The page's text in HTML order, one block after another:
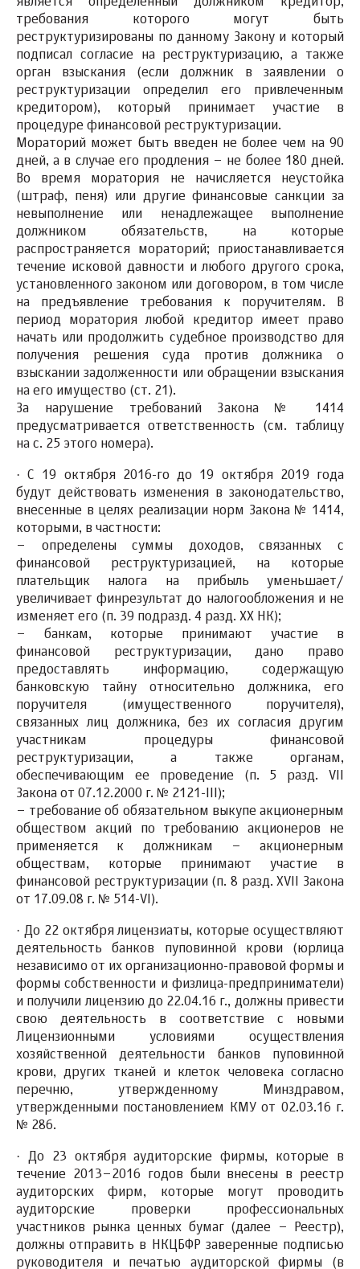
требования которого могут быть
реструктуризированы по данному Закону и который
подписал согласие на реструктуризацию, а также
орган взыскания (если должник в заявлении о
реструктуризации определил его привлеченным
кредитором), который принимает участие в
процедуре финансовой реструктуризации.
Мораторий может быть введен не более чем на 90
дней, а в случае его продления – не более 180 дней.
Во время моратория не начисляется неустойка
(штраф, пеня) или другие финансовые санкции за
невыполнение или ненадлежащее выполнение
должником обязательств, на которые
распространяется мораторий; приостанавливается
течение исковой давности и любого другого срока,
установленного законом или договором, в том числе
на предъявление требования к поручителям. В
период моратория любой кредитор имеет право
начать или продолжить судебное производство для
получения решения суда против должника о
взыскании задолженности или обращении взыскания
на его имущество (ст. 21).
За нарушение требований Закона № 1414
предусматривается ответственность (см. таблицу
на с. 25 этого номера).
·С 19 октября 2016-го до 19 октября 2019 года
будут действовать изменения в законодательство,
внесенные в целях реализации норм Закона № 1414,
которыми, в частности:
– определены суммы доходов, связанных с
финансовой реструктуризацией, на которые
плательщик налога на прибыль уменьшает/
увеличивает финрезультат до налогообложения и не
изменяет его (п. 39 подразд. 4 разд. ХХ НК);
– банкам, которые принимают участие в
финансовой реструктуризации, дано право
предоставлять информацию, содержащую
банковскую тайну относительно должника, его
поручителя (имущественного поручителя),
связанных лиц должника, без их согласия другим
участникам процедуры финансовой
реструктуризации, а также органам,
обеспечивающим ее проведение (п. 5 разд. VII
Закона от 07.12.2000 г. № 2121-III);
– требование об обязательном выкупе акционерным
обществом акций по требованию акционеров не
применяется к должникам – акционерным
обществам, которые принимают участие в
финансовой реструктуризации (п. 8 разд. XVII Закона
от 17.09.08 г. № 514-VI).
· До 22 октября лицензиаты, которые осуществляют
деятельностьбанков пуповинной крови(юрлица
независимо от их организационно-правовой формы и
формы собственности и физлица-предприниматели)
и получили лицензию до 22.04.16 г., должны привести
свою деятельность в соответствие с новыми
Лицензионными условиями осуществления
хозяйственной деятельности банков пуповинной
крови, других тканей и клеток человека согласно
перечню, утвержденному Минздравом,
утвержденными постановлением КМУ от 02.03.16 г.
№ 286.
· До 23 октября аудиторские фирмы, которые в
течение 2013–2016 годов были внесены в реестр
аудиторских фирм, которые могут проводить
аудиторские проверки профессиональных
участников рынка ценных бумаг (далее – Реестр),
должныотправить в НКЦБФР заверенные подписью
руководителя и печатью аудиторской фирмы (в